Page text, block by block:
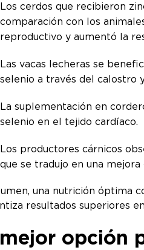
Los cerdos que recibieron
comparación con los
reproductivo y aumentó la
Las vacas lecheras se
selenio a través del calostro
La suplementación en
selenio en el tejido cardíaco.
Los productores cárnicos
que se tradujo en una
una nutrición óptima
resultados superiores
opción